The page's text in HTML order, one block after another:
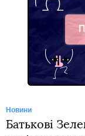
в корупції.
роботи
керівників.
призначення
Читайте також:
уряд згортає